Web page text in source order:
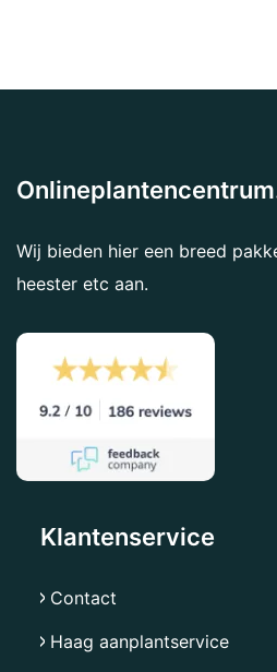
Wij bieden hier een breed
heester etc aan.
Klantenservice
Contact
Haag aanplantservice